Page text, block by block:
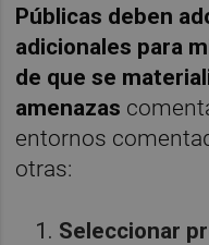
Públicas deben
adicionales para
de que se
amenazas
entornos
otras:
Seleccionar